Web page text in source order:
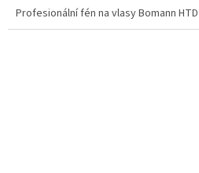
Profesionální fén na vlasy Bomann HTD